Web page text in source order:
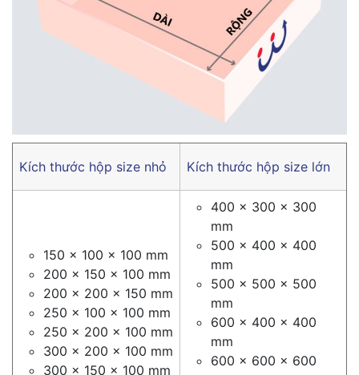
Kích thước hộp size nhỏ Kích thước hộp size lớn
150 x 100 x 100 mm
200 x 150 x 100 mm
200 x 200 x 150 mm
250 x 100 x 100 mm
250 x 200 x 100 mm
300 x 200 x 100 mm
300 x 150 x 100 mm
400 x 300 x 300
mm
500 x 400 x 400
mm
500 x 500 x 500
mm
600 x 400 x 400
mm
600 x 600 x 600